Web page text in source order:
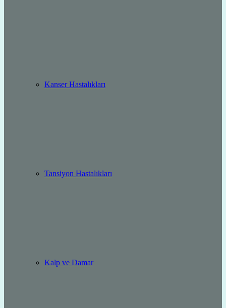
Kanser Hastalıkları
Tansiyon Hastalıkları
Kalp ve Damar